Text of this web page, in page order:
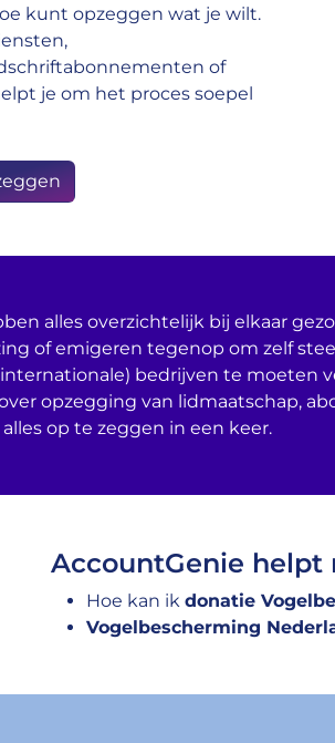
kunt opzeggen wat je wilt.
of
je om het proces soepel
alles overzichtelijk bij elkaar
of emigeren tegenop om zelf
bedrijven te moeten
opzegging van lidmaatschap,
op te zeggen in een keer.
AccountGenie helpt
Hoe kan ik donatie
Vogelbescherming